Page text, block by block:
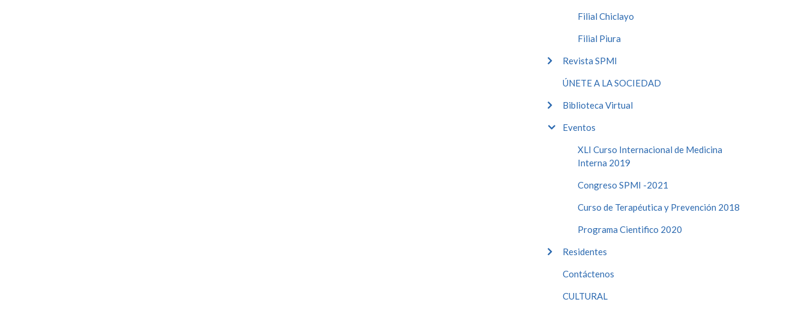
Filial Chiclayo
Filial Piura
Revista SPMI
ÚNETE A LA SOCIEDAD
Biblioteca Virtual
Eventos
XLI Curso Internacional de Medicina
Interna 2019
Congreso SPMI -2021
Curso de Terapéutica y Prevención 2018
Programa Cientifico 2020
Residentes
Contáctenos
CULTURAL